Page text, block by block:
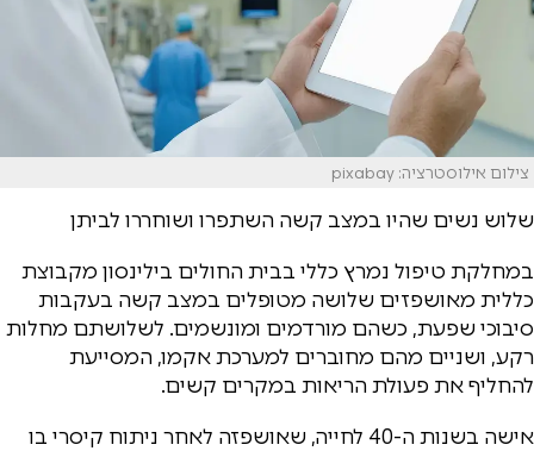
צילום אילוסטרציה: pixabay
שלוש נשים שהיו במצב קשה השתפרו ושוחררו לביתן
במחלקת טיפול נמרץ כללי בבית החולים בילינסון מקבוצת
כללית מאושפזים שלושה מטופלים במצב קשה בעקבות
סיבוכי שפעת, כשהם מורדמים ומונשמים. לשלושתם מחלות
רקע, ושניים מהם מחוברים למערכת אקמו, המסייעת
להחליף את פעולת הריאות במקרים קשים.
אישה בשנות ה-40 לחייה, שאושפזה לאחר ניתוח קיסרי בו